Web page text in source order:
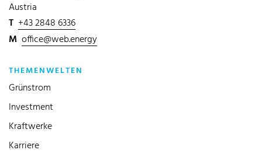
Austria
T +43 2848 6336
M office@web.energy
THEMENWELTEN
Grünstrom
Investment
Kraftwerke
Karriere